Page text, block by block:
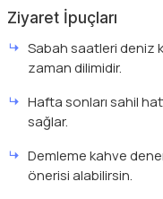
Ziyaret İpuçları
Sabah saatleri deniz
zaman dilimidir.
Hafta sonları sahil
sağlar.
Demleme kahve
önerisi alabilirsin.